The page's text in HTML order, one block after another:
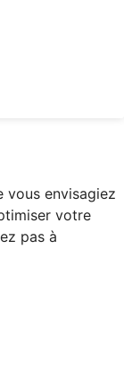
vous envisagiez
votre
pas à